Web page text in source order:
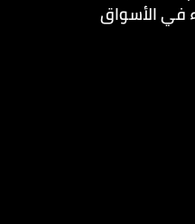
في الأسواق